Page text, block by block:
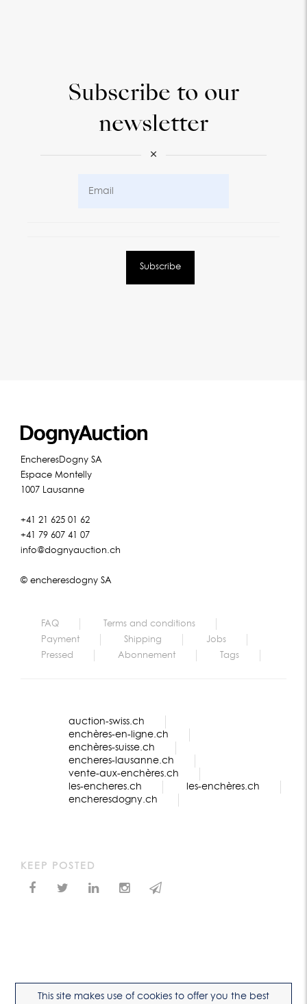
Subscribe to our
newsletter
×
EncheresDogny SA
Espace Montelly
1007 Lausanne
+41 21 625 01 62
+41 79 607 41 07
info@dognyauction.ch
© encheresdogny SA
FAQ
Terms and conditions
Payment
Shipping
Jobs
Pressed
Abonnement Tags
auction-swiss.ch
enchères-en-ligne.ch
enchères-suisse.ch
encheres-lausanne.ch
vente-aux-enchères.ch
les-encheres.ch
les-enchères.ch
encheresdogny.ch
KEEP POSTED
This site makes use of cookies to offer you the best